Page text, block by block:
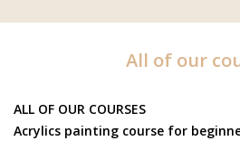
All of our
ALL OF OUR COURSES
Acrylics painting course for